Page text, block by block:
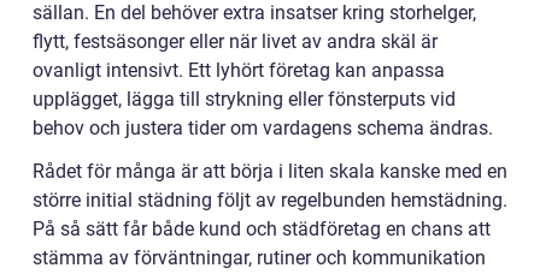
sällan. En del behöver extra insatser kring storhelger,
flytt, festsäsonger eller när livet av andra skäl är
ovanligt intensivt. Ett lyhört företag kan anpassa
upplägget, lägga till strykning eller fönsterputs vid
behov och justera tider om vardagens schema ändras.
Rådet för många är att börja i liten skala kanske med en
större initial städning följt av regelbunden hemstädning.
På så sätt får både kund och städföretag en chans att
stämma av förväntningar, rutiner och kommunikation